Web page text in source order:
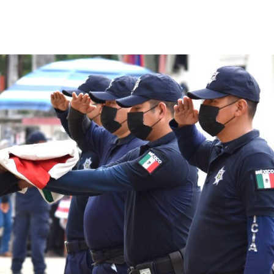
de impacto
Destacados Estado Policiaca
Perdieron a sus seres queridos;
una casa
3 de agosto de 2026 Redacción